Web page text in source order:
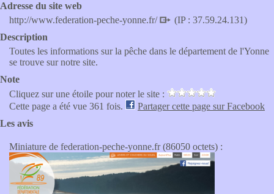
Adresse du site web
http://www.federation-peche-yonne.fr/
(IP : 37.59.24.131)
Description
Toutes les informations sur la pêche dans le département de l'Yonne
se trouve sur notre site.
Note
Cliquez sur une étoile pour noter le site :
Cette page a été vue 361 fois.
Partager cette page sur Facebook
Les avis
Miniature de federation-peche-yonne.fr (86050 octets) :